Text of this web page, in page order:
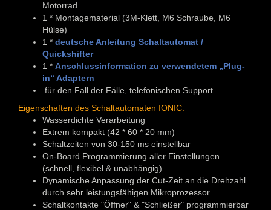
Motorrad
1 * Montagematerial (3M-Klett, M6 Schraube, M6
Hülse)
1 * deutsche Anleitung Schaltautomat /
Quickshifter
1 * Anschlussinformation zu verwendetem „Plug-
in“ Adaptern
für den Fall der Fälle, telefonischen Support
Eigenschaften des Schaltautomaten IONIC:
Wasserdichte Verarbeitung
Extrem kompakt (42 * 60 * 20 mm)
Schaltzeiten von 30-150 ms einstellbar
On-Board Programmierung aller Einstellungen
(schnell, flexibel & unabhängig)
Dynamische Anpassung der Cut-Zeit an die Drehzahl
durch sehr leistungsfähigen Mikroprozessor
Schaltkontakte "Öffner" & "Schließer" programmierbar